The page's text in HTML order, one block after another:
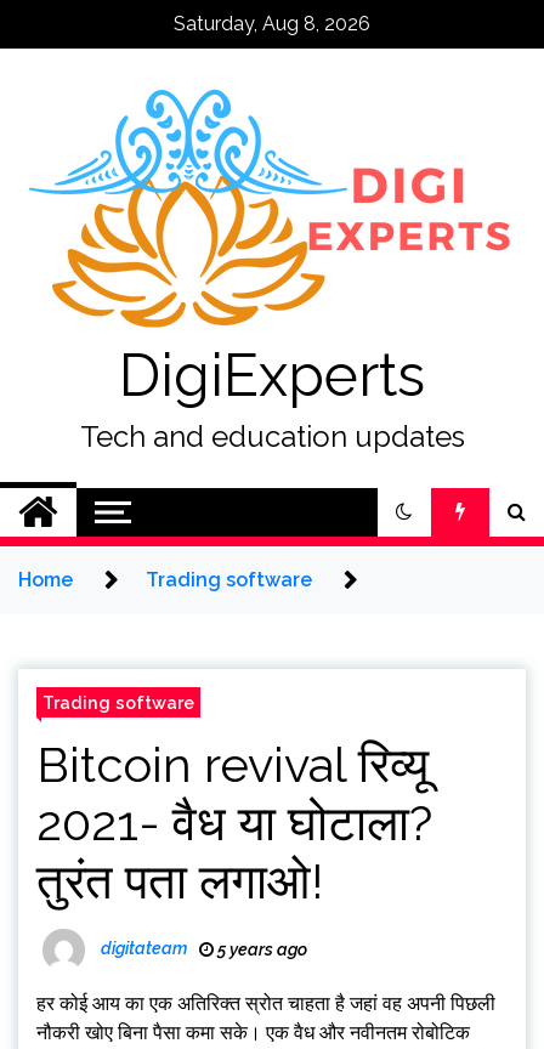
Saturday, Aug 8, 2026
DigiExperts
Tech and education updates
Home Trading software
Trading software
Bitcoin revival रिव्यू
2021- वैध या घोटाला?
तुरंत पता लगाओ!
digitateam 5 years ago
हर कोई आय का एक अतिरिक्त स्रोत चाहता है जहां वह अपनी पिछली
नौकरी खोए बिना पैसा कमा सके। एक वैध और नवीनतम रोबोटिक